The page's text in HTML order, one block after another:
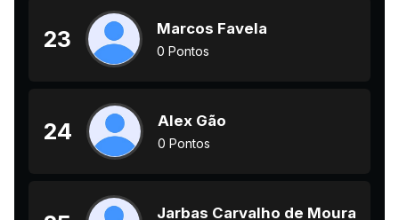
23 Marcos Favela
0 Pontos
24 Alex Gão
0 Pontos
Jarbas Carvalho de Moura